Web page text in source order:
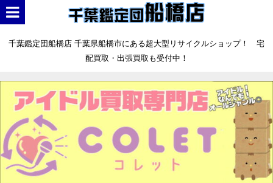
千葉鑑定団船橋店 千葉県船橋市にある超大型リサイクルショップ！ 宅
配買取・出張買取も受付中！